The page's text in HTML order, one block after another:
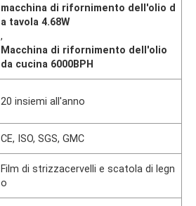
macchina di rifornimento dell'olio d
a tavola 4.68W
,
Macchina di rifornimento dell'olio
da cucina 6000BPH
20 insiemi all'anno
CE, ISO, SGS, GMC
Film di strizzacervelli e scatola di legn
o